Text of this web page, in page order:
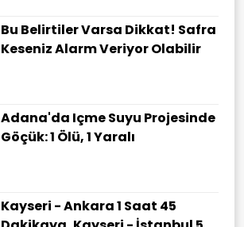
Bu Belirtiler Varsa Dikkat! Safra
Keseniz Alarm Veriyor Olabilir
Adana'da Içme Suyu Projesinde
Göçük: 1 Ölü, 1 Yaralı
Kayseri - Ankara 1 Saat 45